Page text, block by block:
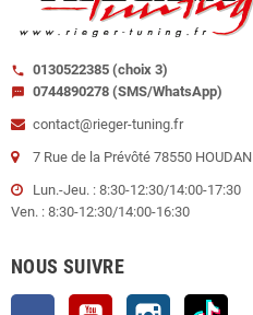
call 0130522385 (choix 3)
sms
0744890278 (SMS/WhatsApp)
contact@rieger-tuning.fr
7 Rue de la Prévôté 78550 HOUDAN
Lun.-Jeu. : 8:30-12:30/14:00-17:30
Ven. : 8:30-12:30/14:00-16:30
NOUS SUIVRE
Facebook YouTube Instagram